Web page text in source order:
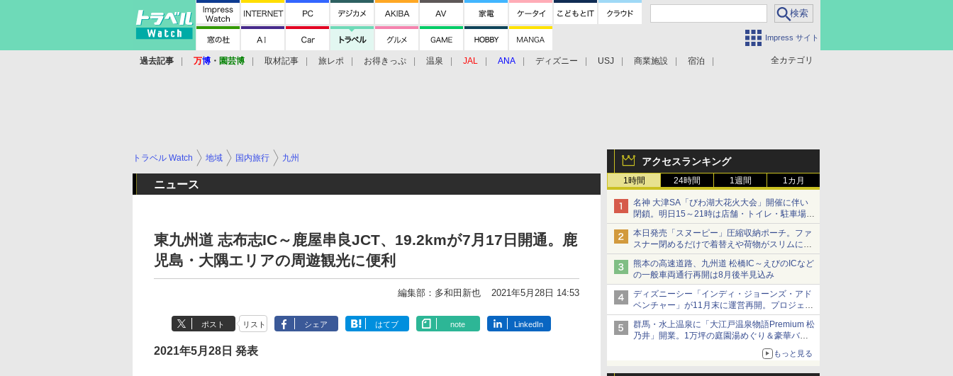
Impress サイト
全カテゴリ
過去記事 万博 ・ 園芸博 取材記事 旅レポ お得きっぷ 温泉 JAL ANA ディズニー USJ 商業施設 宿泊
アクセスランキング
1時間 24時間 1週間 1カ月
名神 大津SA「びわ湖大花火大会」開催に伴い
閉鎖。明日15～21時は店舗・トイレ・駐車場の
利用不可
本日発売「スヌーピー」圧縮収納ポーチ。ファ
スナー閉めるだけで着替えや荷物がスリムにま
とまる
熊本の高速道路、九州道 松橋IC～えびのICなど
の一般車両通行再開は8月後半見込み
ディズニーシー「インディ・ジョーンズ・アド
ベンチャー」が11月末に運営再開。プロジェク
ションマッピングを追加、DPAは1500円
群馬・水上温泉に「大江戸温泉物語Premium 松
乃井」開業。1万坪の庭園湯めぐり＆豪華バイ
もっと見る
トラベル Watch 地域 国内旅行 九州
ニュース
東九州道 志布志IC～鹿屋串良JCT、19.2kmが7月17日開通。鹿
児島・大隅エリアの周遊観光に便利
編集部：多和田新也 2021年5月28日 14:53
ポスト リスト シェア はてブ note LinkedIn
2021年5月28日 発表